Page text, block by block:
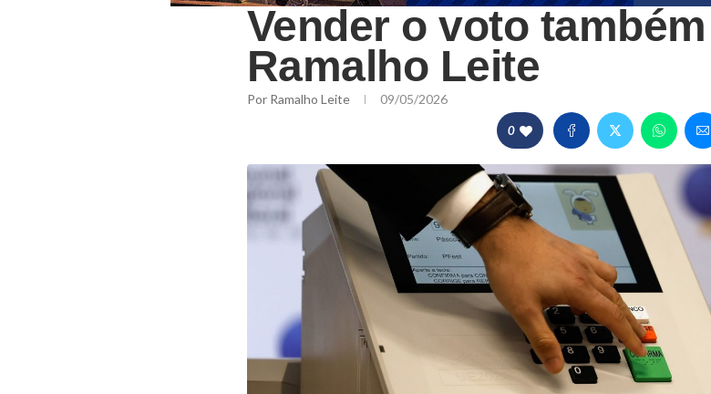
Vender o voto
Ramalho Leite
Por Ramalho Leite 09/05/2026
0